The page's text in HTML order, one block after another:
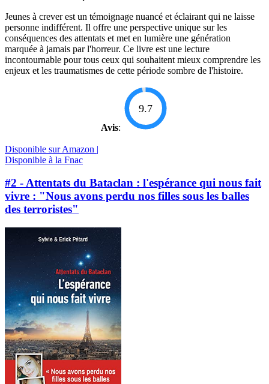
Jeunes à crever est un témoignage nuancé et éclairant qui ne laisse
personne indifférent. Il offre une perspective unique sur les
conséquences des attentats et met en lumière une génération
marquée à jamais par l'horreur. Ce livre est une lecture
incontournable pour tous ceux qui souhaitent mieux comprendre les
enjeux et les traumatismes de cette période sombre de l'histoire.
Avis:
9.7
Disponible sur Amazon |
Disponible à la Fnac
#2 - Attentats du Bataclan : l'espérance qui nous fait
vivre : "Nous avons perdu nos filles sous les balles
des terroristes"